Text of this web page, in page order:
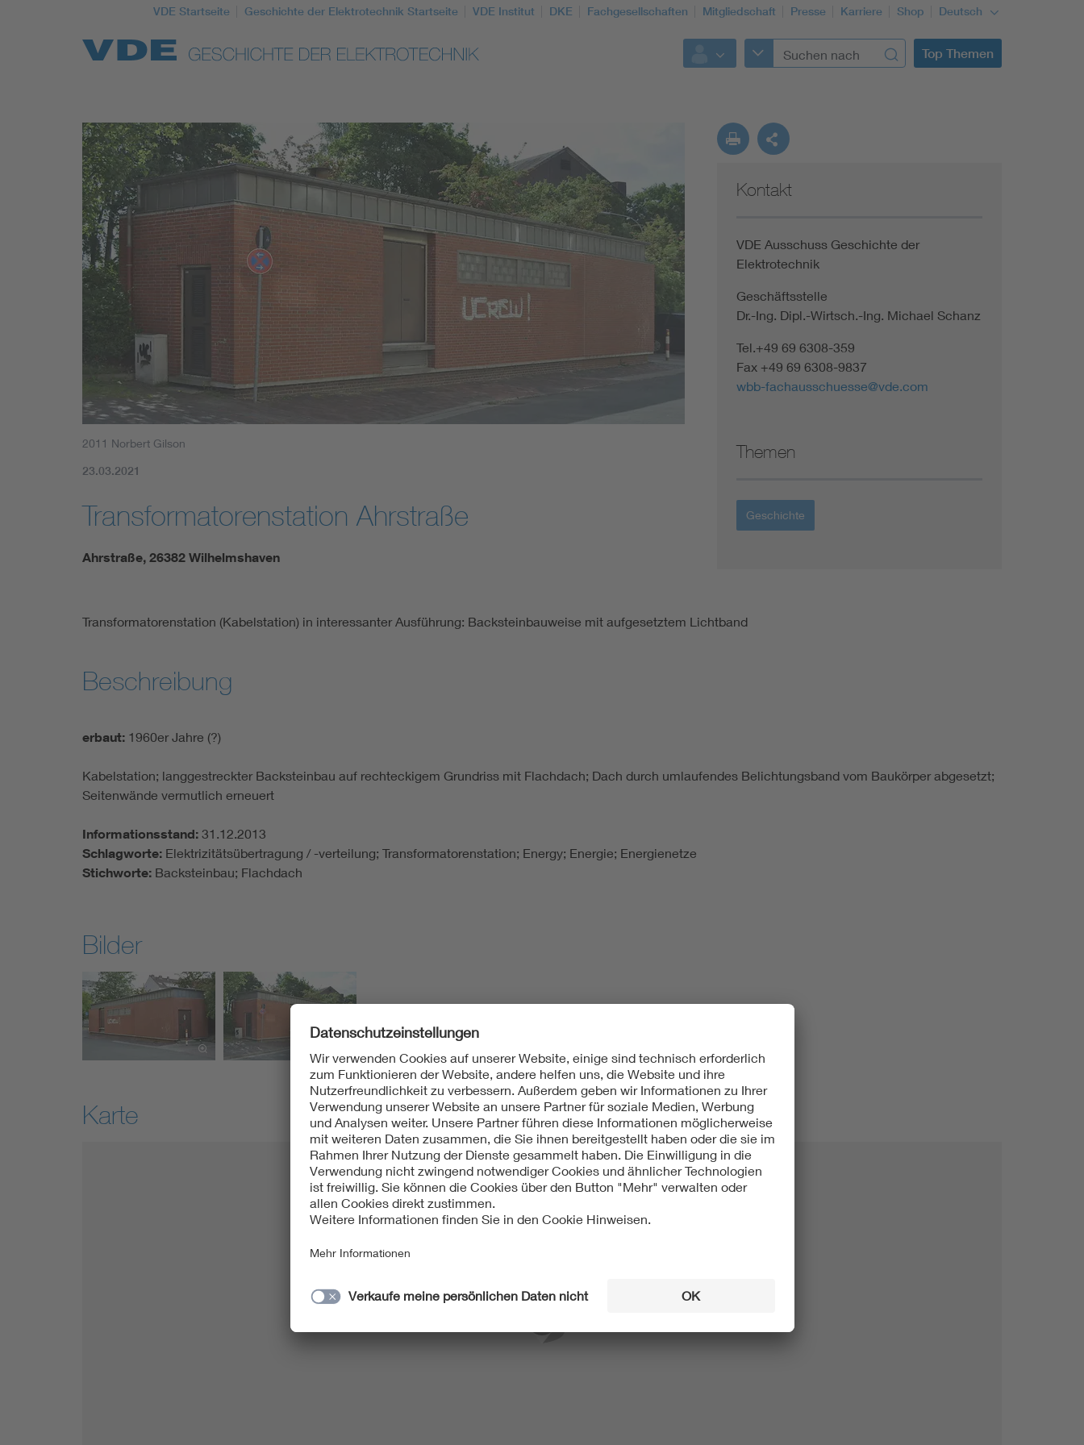
VDE Startseite Geschichte der Elektrotechnik Startseite VDE Institut DKE Fachgesellschaften Mitgliedschaft Presse Karriere Shop Deutsch
Top Themen
Top Themen
Weitere Themen
2011 Norbert Gilson
23.03.2021
Transformatorenstation Ahrstraße
Ahrstraße, 26382 Wilhelmshaven
Kontakt
VDE Ausschuss Geschichte der
Elektrotechnik
Geschäftsstelle
Dr.-Ing. Dipl.-Wirtsch.-Ing. Michael Schanz
Tel.+49 69 6308-359
Fax +49 69 6308-9837
wbb-fachausschuesse@vde.com
Themen
Geschichte
Transformatorenstation (Kabelstation) in interessanter Ausführung: Backsteinbauweise mit aufgesetztem Lichtband
Beschreibung
erbaut: 1960er Jahre (?)
Kabelstation; langgestreckter Backsteinbau auf rechteckigem Grundriss mit Flachdach; Dach durch umlaufendes Belichtungsband vom Baukörper abgesetzt;
Seitenwände vermutlich erneuert
Informationsstand: 31.12.2013
Schlagworte: Elektrizitätsübertragung / -verteilung; Transformatorenstation; Energy; Energie; Energienetze
Stichworte: Backsteinbau; Flachdach
Bilder
Karte